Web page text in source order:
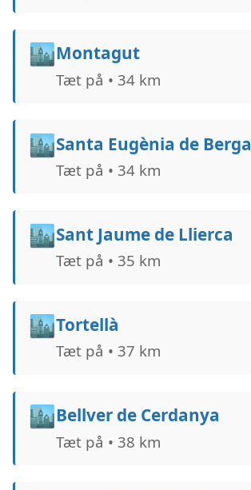
🏙️Montagut
Tæt på • 34 km
🏙️Santa Eugènia de Berga
Tæt på • 34 km
🏙️Sant Jaume de Llierca
Tæt på • 35 km
🏙️Tortellà
Tæt på • 37 km
🏙️Bellver de Cerdanya
Tæt på • 38 km